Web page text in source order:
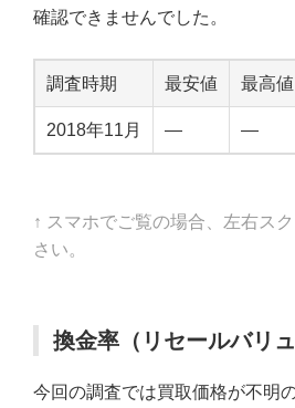
確認できませんでした。
調査時期 最安値 最高値
2018年11月 — —
↑ スマホでご覧の場合、左右ス
さい。
換金率（リセールバリュ
今回の調査では買取価格が不明